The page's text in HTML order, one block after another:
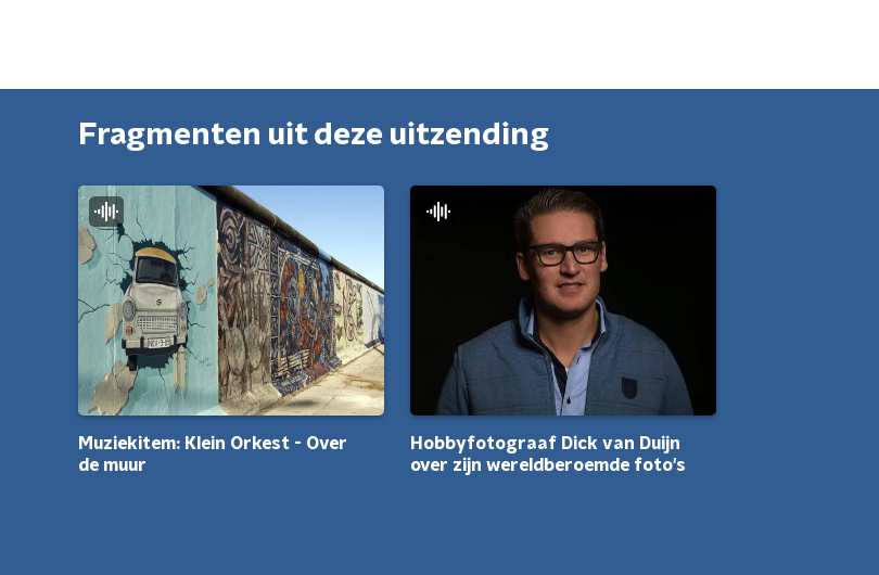
Fragmenten uit deze uitzending
Muziekitem: Klein Orkest - Over
de muur
Hobbyfotograaf Dick van Duijn
over zijn wereldberoemde foto's